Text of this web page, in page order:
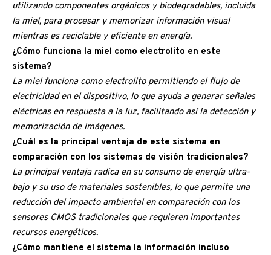
utilizando componentes orgánicos y biodegradables, incluida
la miel, para procesar y memorizar información visual
mientras es reciclable y eficiente en energía.
¿Cómo funciona la miel como electrolito en este
sistema?
La miel funciona como electrolito permitiendo el flujo de
electricidad en el dispositivo, lo que ayuda a generar señales
eléctricas en respuesta a la luz, facilitando así la detección y
memorización de imágenes.
¿Cuál es la principal ventaja de este sistema en
comparación con los sistemas de visión tradicionales?
La principal ventaja radica en su consumo de energía ultra-
bajo y su uso de materiales sostenibles, lo que permite una
reducción del impacto ambiental en comparación con los
sensores CMOS tradicionales que requieren importantes
recursos energéticos.
¿Cómo mantiene el sistema la información incluso